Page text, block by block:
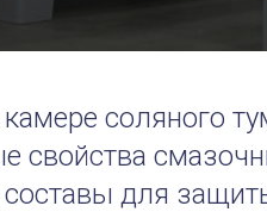
соляного
свойства
для